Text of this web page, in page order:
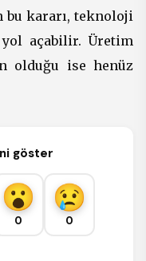
bu kararı, teknoloji
yol açabilir. Üretim
olduğu ise henüz
göster
0 0